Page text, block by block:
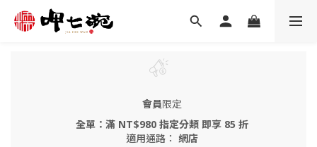
會員限定
全單：滿 NT$980 指定分類 即享 85 折
適用通路： 網店